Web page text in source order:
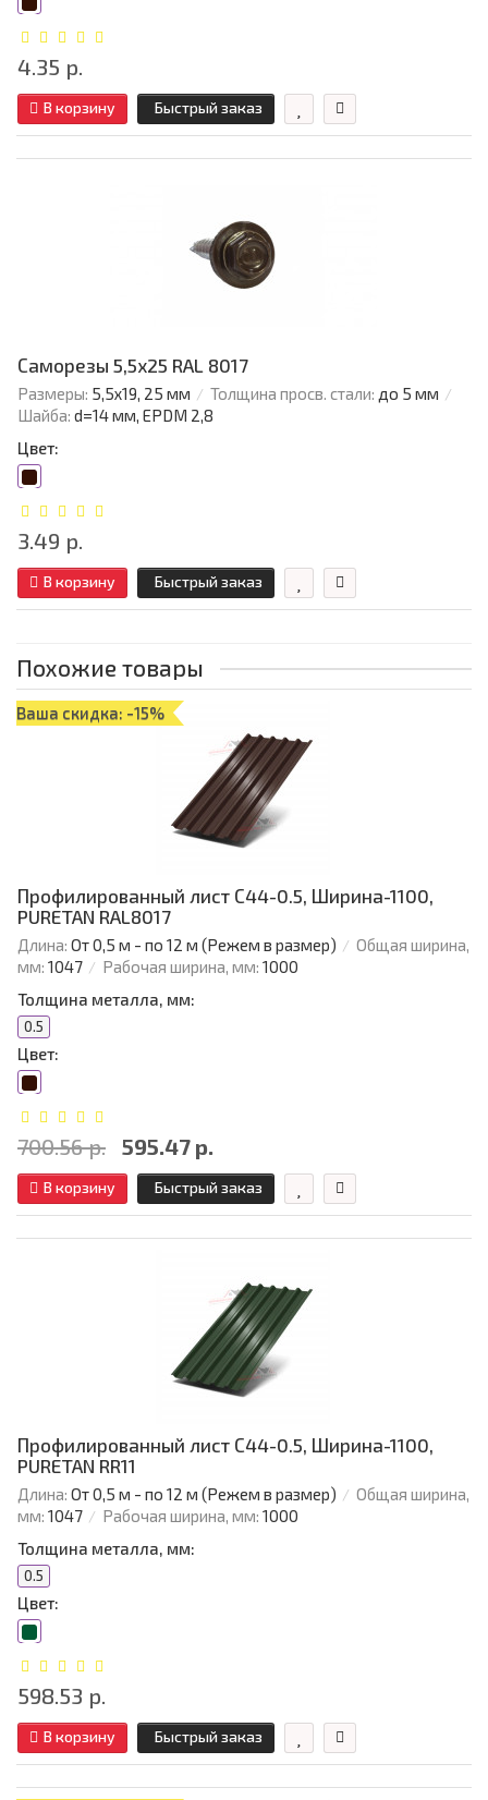
4.35 р.
В корзину Быстрый заказ
Саморезы 5,5х25 RAL 8017
Размеры: 5,5х19, 25 мм Толщина просв. стали: до 5 мм
Шайба: d=14 мм, EPDM 2,8
Цвет:
3.49 р.
В корзину Быстрый заказ
Похожие товары
Ваша скидка: -15%
Профилированный лист С44-0.5, Ширина-1100,
PURETAN RAL8017
Длина: От 0,5 м - по 12 м (Режем в размер)
Общая ширина,
мм: 1047 Рабочая ширина, мм: 1000
Толщина металла, мм:
0.5
Цвет:
700.56 р. 595.47 р.
В корзину Быстрый заказ
Профилированный лист С44-0.5, Ширина-1100,
PURETAN RR11
Длина: От 0,5 м - по 12 м (Режем в размер)
Общая ширина,
мм: 1047 Рабочая ширина, мм: 1000
Толщина металла, мм:
0.5
Цвет:
598.53 р.
В корзину Быстрый заказ